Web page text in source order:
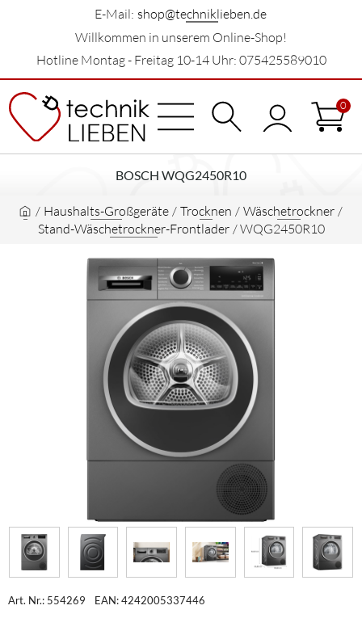
E-Mail: shop@techniklieben.de
Willkommen in unserem Online-Shop!
Hotline Montag - Freitag 10-14 Uhr: 075425589010
0
BOSCH WQG2450R10
/ Haushalts-Großgeräte / Trocknen / Wäschetrockner /
Stand-Wäschetrockner-Frontlader /WQG2450R10
Art. Nr.: 554269 EAN: 4242005337446